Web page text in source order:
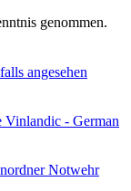
genommen.
angesehen
Vinlandic - German
Notwehr